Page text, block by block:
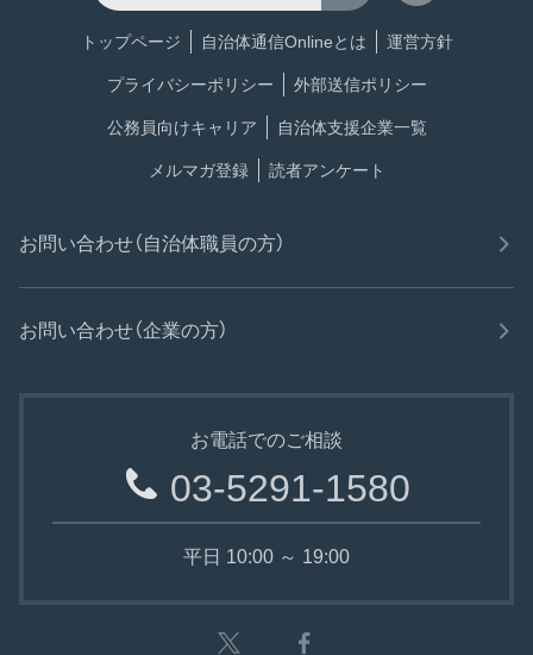
トップページ 自治体通信Onlineとは 運営方針
プライバシーポリシー 外部送信ポリシー
公務員向けキャリア 自治体支援企業一覧
メルマガ登録 読者アンケート
お問い合わせ（自治体職員の方）
お問い合わせ（企業の方）
お電話でのご相談
03-5291-1580
平日 10:00 ～ 19:00